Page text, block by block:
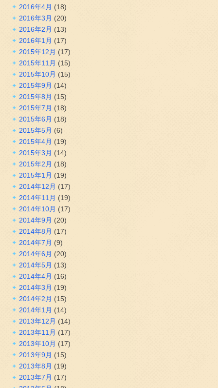
2016年4月 (18)
2016年3月 (20)
2016年2月 (13)
2016年1月 (17)
2015年12月 (17)
2015年11月 (15)
2015年10月 (15)
2015年9月 (14)
2015年8月 (15)
2015年7月 (18)
2015年6月 (18)
2015年5月 (6)
2015年4月 (19)
2015年3月 (14)
2015年2月 (18)
2015年1月 (19)
2014年12月 (17)
2014年11月 (19)
2014年10月 (17)
2014年9月 (20)
2014年8月 (17)
2014年7月 (9)
2014年6月 (20)
2014年5月 (13)
2014年4月 (16)
2014年3月 (19)
2014年2月 (15)
2014年1月 (14)
2013年12月 (14)
2013年11月 (17)
2013年10月 (17)
2013年9月 (15)
2013年8月 (19)
2013年7月 (17)